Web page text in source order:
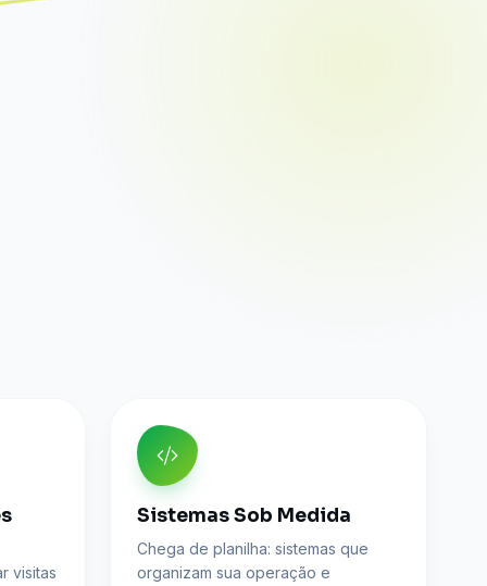
visitas
Sistemas Sob Medida
Chega de planilha: sistemas que
organizam sua operação e